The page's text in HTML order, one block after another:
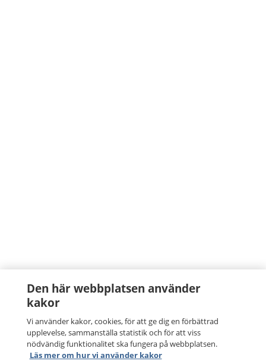
Den här webbplatsen använder
kakor
Vi använder kakor, cookies, för att ge dig en förbättrad
upplevelse, sammanställa statistik och för att viss
nödvändig funktionalitet ska fungera på webbplatsen.
Läs mer om hur vi använder kakor